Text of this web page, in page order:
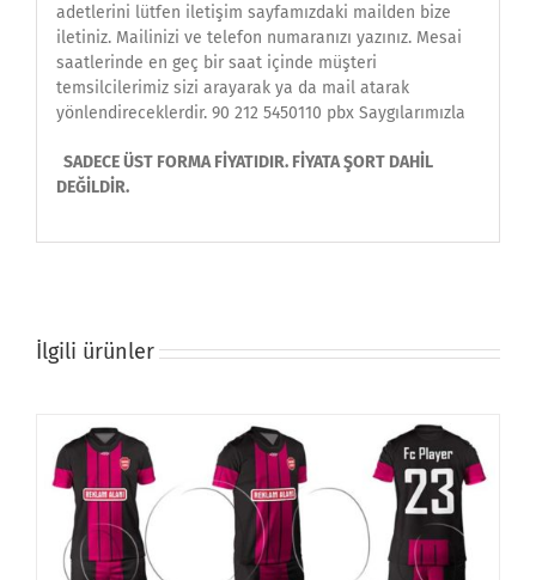
adetlerini lütfen iletişim sayfamızdaki mailden bize
iletiniz. Mailinizi ve telefon numaranızı yazınız. Mesai
saatlerinde en geç bir saat içinde müşteri
temsilcilerimiz sizi arayarak ya da mail atarak
yönlendireceklerdir. 90 212 5450110 pbx Saygılarımızla
SADECE ÜST FORMA FİYATIDIR. FİYATA ŞORT DAHİL
DEĞİLDİR.
İlgili ürünler